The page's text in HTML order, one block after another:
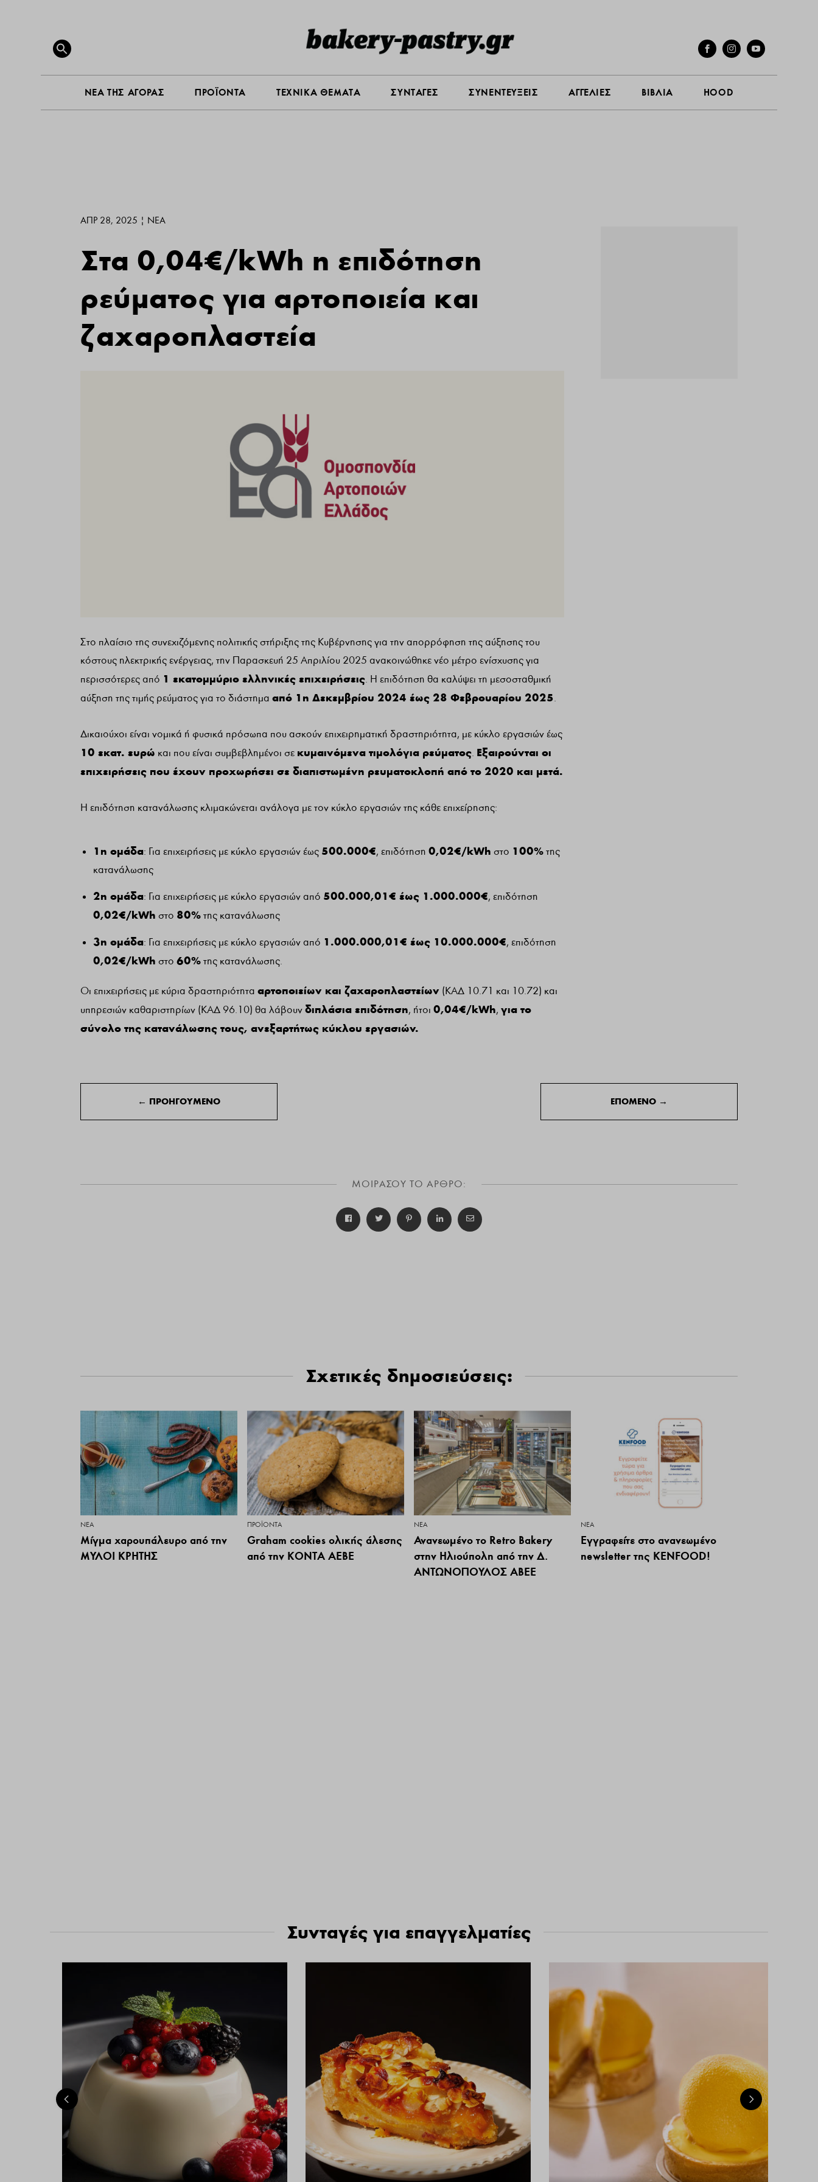
Search
for:
SEARCH BUTTON
ΝΕΑ ΤΗΣ ΑΓΟΡΑΣ ΠΡΟΪΟΝΤΑ ΤΕΧΝΙΚΑ ΘΕΜΑΤΑ ΣΥΝΤΑΓΕΣ ΣΥΝΕΝΤΕΥΞΕΙΣ ΑΓΓΕΛΙΕΣ ΒΙΒΛΙΑ HOOD
HOOD
ΑΠΡ 28, 2025 | ΝΕΑ
Στα 0,04€/kWh η επιδότηση
ρεύματος για αρτοποιεία και
ζαχαροπλαστεία
Στο πλαίσιο της συνεχιζόμενης πολιτικής στήριξης της Κυβέρνησης για την απορρόφηση της αύξησης του
κόστους ηλεκτρικής ενέργειας, την Παρασκευή 25 Απριλίου 2025 ανακοινώθηκε νέο μέτρο ενίσχυσης για
περισσότερες από 1 εκατομμύριο ελληνικές επιχειρήσεις. Η επιδότηση θα καλύψει τη μεσοσταθμική
αύξηση της τιμής ρεύματος για το διάστημα από 1η Δεκεμβρίου 2024 έως 28 Φεβρουαρίου 2025.
Δικαιούχοι είναι νομικά ή φυσικά πρόσωπα που ασκούν επιχειρηματική δραστηριότητα, με κύκλο εργασιών έως
10 εκατ. ευρώ και που είναι συμβεβλημένοι σε κυμαινόμενα τιμολόγια ρεύματος. Εξαιρούνται οι
επιχειρήσεις που έχουν προχωρήσει σε διαπιστωμένη ρευματοκλοπή από το 2020 και μετά.
Η επιδότηση κατανάλωσης κλιμακώνεται ανάλογα με τον κύκλο εργασιών της κάθε επιχείρησης:
1η ομάδα: Για επιχειρήσεις με κύκλο εργασιών έως 500.000€, επιδότηση 0,02€/kWh στο 100%της
κατανάλωσης
2η ομάδα: Για επιχειρήσεις με κύκλο εργασιών από 500.000,01€ έως 1.000.000€, επιδότηση
0,02€/kWh στο 80%της κατανάλωσης
3η ομάδα: Για επιχειρήσεις με κύκλο εργασιών από 1.000.000,01€ έως 10.000.000€, επιδότηση
0,02€/kWh στο 60%της κατανάλωσης.
Οι επιχειρήσεις με κύρια δραστηριότητα αρτοποιείων και ζαχαροπλαστείων (ΚΑΔ 10.71 και 10.72) και
υπηρεσιών καθαριστηρίων (ΚΑΔ 96.10) θα λάβουνδιπλάσια επιδότηση, ήτοι 0,04€/kWh, για το
σύνολο της κατανάλωσης τους, ανεξαρτήτως κύκλου εργασιών.
← ΠΡΟΗΓΟΥΜΕΝΟ ΕΠΟΜΕΝΟ →
ΜΟΙΡΑΣΟΥ ΤΟ ΑΡΘΡΟ:
Σχετικές δημοσιεύσεις:
ΝΕΑ
Μίγμα χαρουπάλευρο από την
ΜΥΛΟΙ ΚΡΗΤΗΣ
ΠΡΟΪΌΝΤΑ
Graham cookies ολικής άλεσης
από την ΚΟΝΤΑ ΑΕΒΕ
ΝΕΑ
Ανανεωμένο το Retro Bakery
στην Ηλιούπολη από την Δ.
ΑΝΤΩΝΟΠΟΥΛΟΣ ΑΒΕΕ
ΝΕΑ
Εγγραφείτε στο ανανεωμένο
newsletter της KENFOOD!
Συνταγές για επαγγελματίες